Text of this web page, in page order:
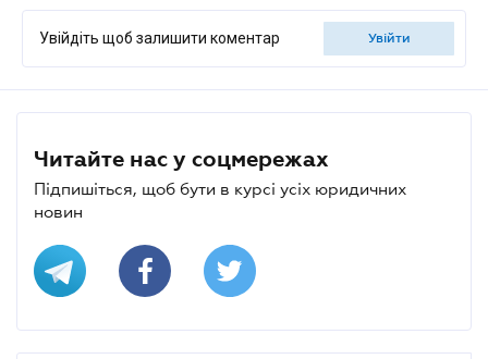
Увійдіть щоб залишити коментар увійти
Читайте нас у соцмережах
Підпишіться, щоб бути в курсі усіх юридичних
новин